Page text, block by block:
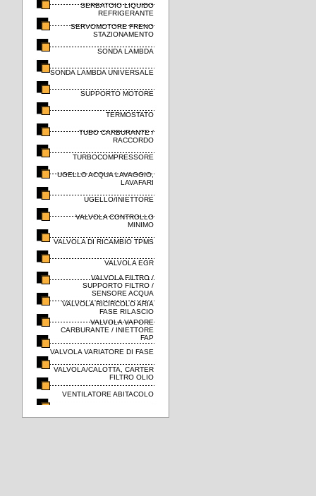
SERBATOIO LIQUIDO
REFRIGERANTE
SERVOMOTORE FRENO
STAZIONAMENTO
SONDA LAMBDA
SONDA LAMBDA UNIVERSALE
SUPPORTO MOTORE
TERMOSTATO
TUBO CARBURANTE /
RACCORDO
TURBOCOMPRESSORE
UGELLO ACQUA LAVAGGIO,
LAVAFARI
UGELLO/INIETTORE
VALVOLA CONTROLLO
MINIMO
VALVOLA DI RICAMBIO TPMS
VALVOLA EGR
VALVOLA FILTRO /
SUPPORTO FILTRO /
SENSORE ACQUA
VALVOLA RICIRCOLO ARIA
FASE RILASCIO
VALVOLA VAPORE
CARBURANTE / INIETTORE
FAP
VALVOLA VARIATORE DI FASE
VALVOLA/CALOTTA, CARTER
FILTRO OLIO
VENTILATORE ABITACOLO